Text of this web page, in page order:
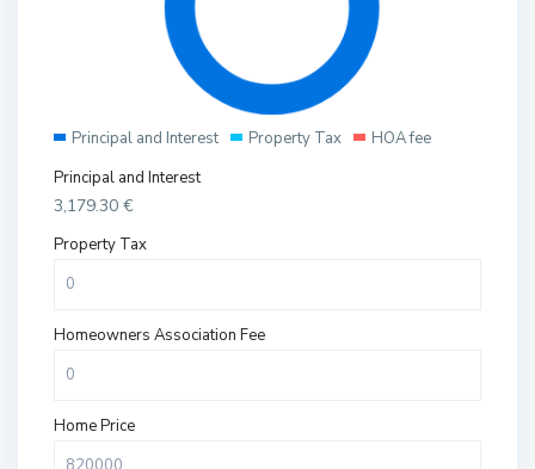
Principal and Interest Property Tax
HOA fee
Principal and Interest
3,179.30 €
Property Tax
Homeowners Association Fee
Home Price